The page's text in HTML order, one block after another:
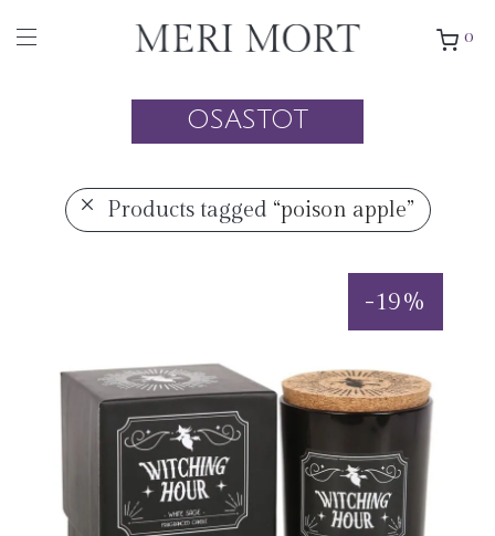
0
OSASTOT
Products tagged “poison apple”
-19%